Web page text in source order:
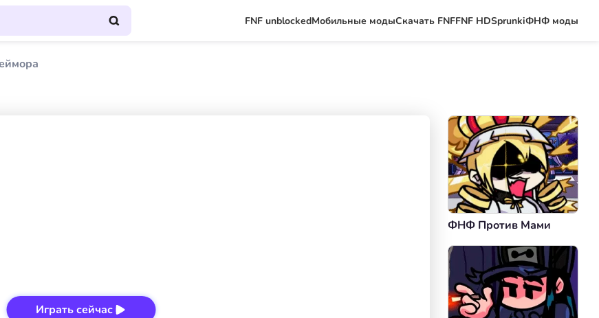
FNF unblockedМобильные модыСкачать FNFFNF HDSprunkiФНФ моды
Играть сейчас
ФНФ Против Мами